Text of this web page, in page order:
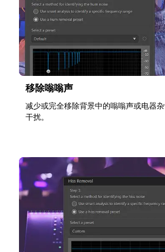
移除嗡嗡声
减少或完全移除背景中的嗡嗡声或电器
干扰。